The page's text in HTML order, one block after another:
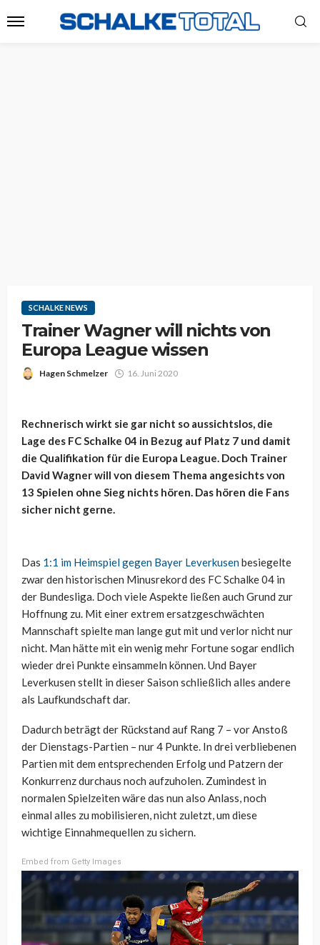
SCHALKE NEWS
Trainer Wagner will nichts von
Europa League wissen
Hagen Schmelzer 16. Juni 2020
Rechnerisch wirkt sie gar nicht so aussichtslos, die
Lage des FC Schalke 04 in Bezug auf Platz 7 und damit
die Qualifikation für die Europa League. Doch Trainer
David Wagner will von diesem Thema angesichts von
13 Spielen ohne Sieg nichts hören. Das hören die Fans
sicher nicht gerne.
Das 1:1 im Heimspiel gegen Bayer Leverkusenbesiegelte
zwar den historischen Minusrekord des FC Schalke 04 in
der Bundesliga. Doch viele Aspekte ließen auch Grund zur
Hoffnung zu. Mit einer extrem ersatzgeschwächten
Mannschaft spielte man lange gut mit und verlor nicht nur
nicht. Man hätte mit ein wenig mehr Fortune sogar endlich
wieder drei Punkte einsammeln können. Und Bayer
Leverkusen stellt in dieser Saison schließlich alles andere
als Laufkundschaft dar.
Dadurch beträgt der Rückstand auf Rang 7 – vor Anstoß
der Dienstags-Partien – nur 4 Punkte. In drei verbliebenen
Partien mit dem entsprechenden Erfolg und Patzern der
Konkurrenz durchaus noch aufzuholen. Zumindest in
normalen Spielzeiten wäre das nun also Anlass, noch
einmal alles zu mobilisieren, nicht zuletzt, um diese
wichtige Einnahmequellen zu sichern.
Embed from Getty Images